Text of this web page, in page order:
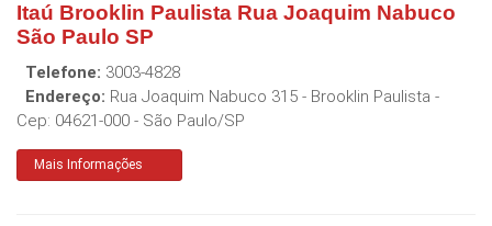
Itaú Brooklin Paulista Rua Joaquim Nabuco
São Paulo SP
Telefone: 3003-4828
Endereço: Rua Joaquim Nabuco 315 - Brooklin Paulista -
Cep: 04621-000 - São Paulo/SP
Mais Informações